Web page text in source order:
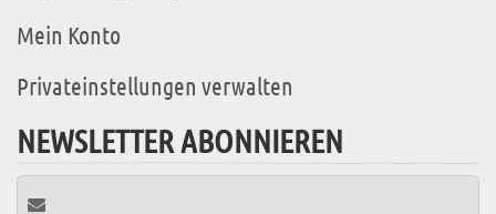
Mein Konto
Privateinstellungen verwalten
NEWSLETTER ABONNIEREN